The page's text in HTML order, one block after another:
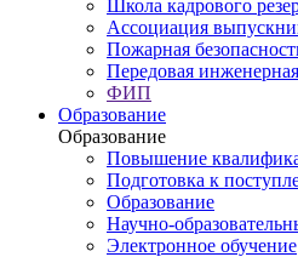
Школа кадрового
Ассоциация
Пожарная
Передовая
ФИП
Образование
Образование
Повышение
Подготовка к
Образование
Научно-
Электронное обучение